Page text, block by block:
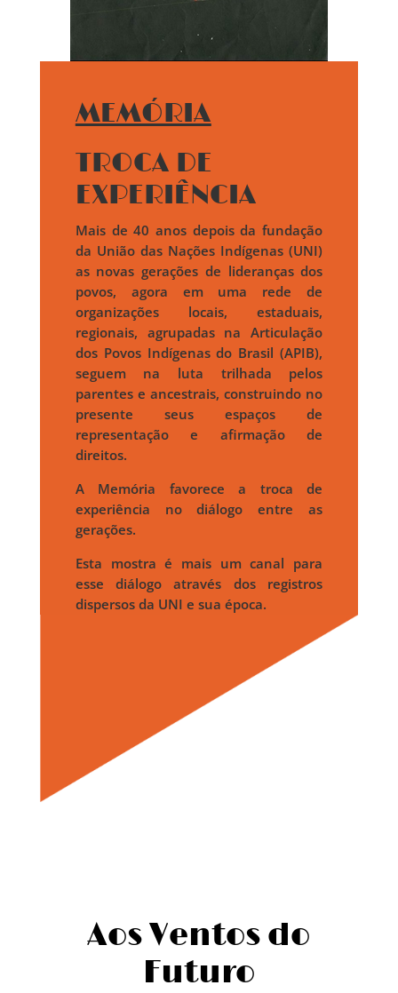
MEMÓRIA
TROCA DE
EXPERIÊNCIA
Mais de 40 anos depois da fundação
da União das Nações Indígenas (UNI)
as novas gerações de lideranças dos
povos, agora em uma rede de
organizações locais, estaduais,
regionais, agrupadas na Articulação
dos Povos Indígenas do Brasil (APIB),
seguem na luta trilhada pelos
parentes e ancestrais, construindo no
presente seus espaços de
representação e afirmação de
direitos.
A Memória favorece a troca de
experiência no diálogo entre as
gerações.
Esta mostra é mais um canal para
esse diálogo através dos registros
dispersos da UNI e sua época.
Aos Ventos do
Futuro